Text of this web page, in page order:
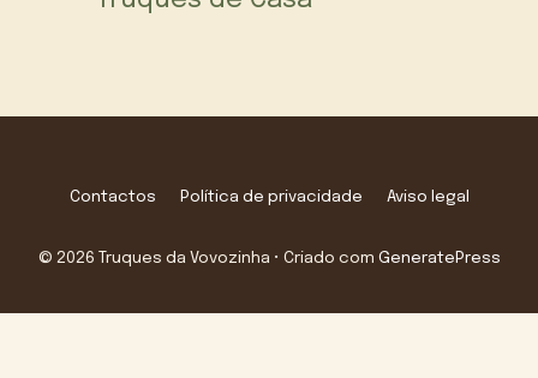
Contactos Política de privacidade Aviso legal
© 2026 Truques da Vovozinha • Criado com GeneratePress